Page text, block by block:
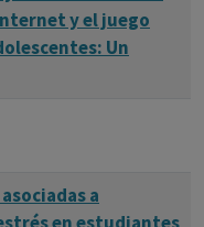
y el juego
Un
a